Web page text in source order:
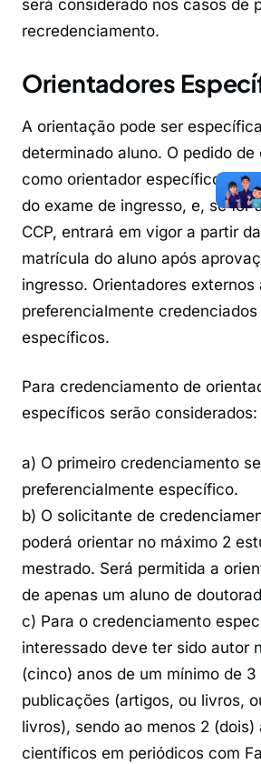
será considerado nos casos de
recredenciamento.
Orientadores
A orientação pode ser
determinado aluno. O pedido
como orientador específico
do exame de ingresso, e, se for
CCP, entrará em vigor a partir
matrícula do aluno após
ingresso. Orientadores externos
preferencialmente
específicos.
Para credenciamento de
específicos serão considerados:
a) O primeiro credenciamento
preferencialmente específico.
b) O solicitante de
poderá orientar no máximo 2
mestrado. Será permitida a
de apenas um aluno de
c) Para o credenciamento
interessado deve ter sido autor
(cinco) anos de um mínimo de 3
publicações (artigos, ou livros,
livros), sendo ao menos 2 (dois)
científicos em periódicos com